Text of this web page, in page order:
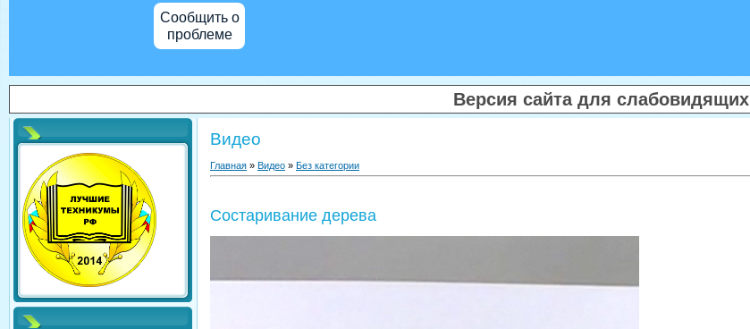
Сообщить о
проблеме
Версия сайта для слабовидящих
Видео
Главная » Видео » Без категории
Состаривание дерева